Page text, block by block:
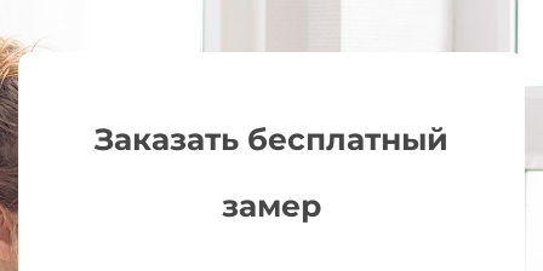
Заказать бесплатный
замер